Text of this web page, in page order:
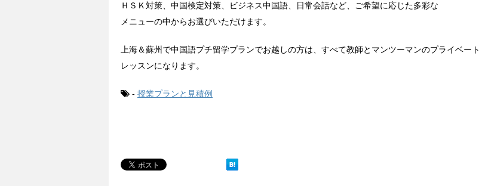
ＨＳＫ対策、中国検定対策、ビジネス中国語、日常会話など、ご希望に応じた多彩な
メニューの中からお選びいただけます。
上海＆蘇州で中国語プチ留学プランでお越しの方は、すべて教師とマンツーマンのプライベート
レッスンになります。
- 授業プランと見積例